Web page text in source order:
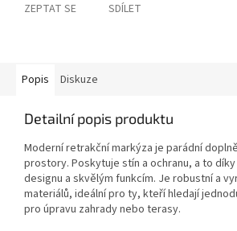
ZEPTAT SE SDÍLET
Popis Diskuze
Detailní popis produktu
Moderní retrakční markýza je parádní
prostory. Poskytuje stín a ochranu, a to
designu a skvělým funkcím. Je robustní a
materiálů, ideální pro ty, kteří hledají
pro úpravu zahrady nebo terasy.